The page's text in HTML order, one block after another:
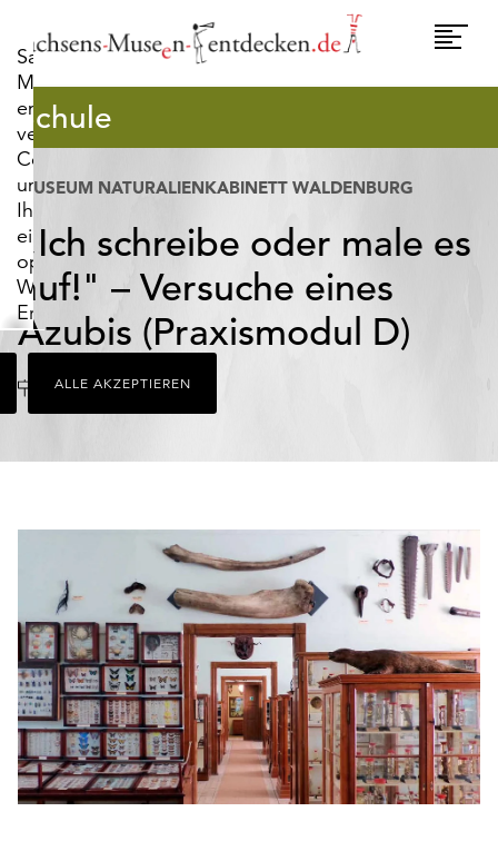
Sachsens-
Museen-
entdecken.de
verwendet
Cookies,
um
Ihnen
ein
optimales
Webseiten-
Erlebnis
zu
bieten.
Dazu
zählen
die
Seite
notwendig
sind
(funktionale
Cookies),
sowie
solche,
die
lediglich
ALLE AKZEPTIEREN
Schule
MUSEUM NATURALIENKABINETT WALDENBURG
„Ich schreibe oder male es
auf!" – Versuche eines
Azubis (Praxismodul D)
Ort Waldenburg